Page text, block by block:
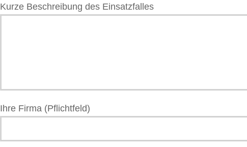
Kurze Beschreibung des Einsatzfalles
Ihre Firma (Pflichtfeld)